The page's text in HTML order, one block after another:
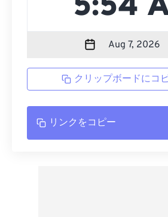
クリップボードにコ
リンクをコピー